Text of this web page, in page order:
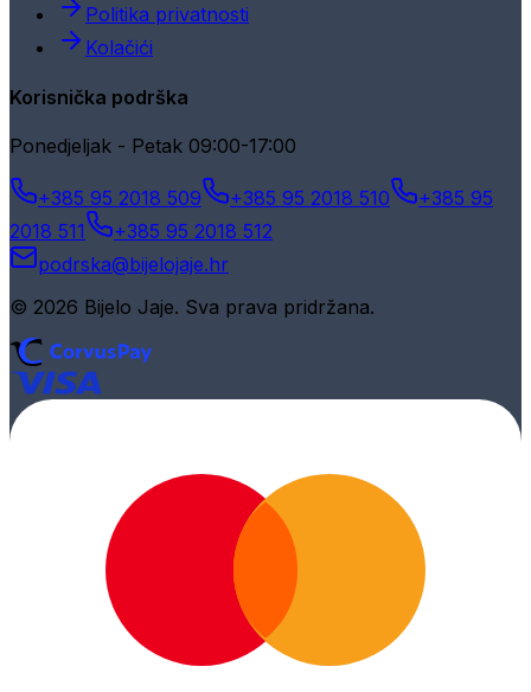
Politika privatnosti
Kolačići
Korisnička podrška
Ponedjeljak - Petak 09:00-17:00
+385 95 2018 509 +385 95 2018 510
+385 95
2018 511
+385 95 2018 512
podrska@bijelojaje.hr
© 2026 Bijelo Jaje. Sva prava pridržana.